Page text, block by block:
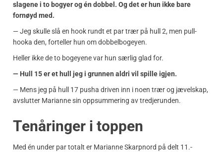
slagene i to bogyer og én dobbel. Og det er hun ikke bare
fornøyd med.
— Jeg skulle slå en hook rundt et par trær på hull 2, men pull-
hooka den, forteller hun om dobbelbogeyen.
Heller ikke de to bogeyene var hun særlig glad for.
— Hull 15 er et hull jeg i grunnen aldri vil spille igjen.
— Mens jeg på hull 17 pusha driven inn i noen trær og jævelskap,
avslutter Marianne sin oppsummering av tredjerunden.
Tenåringer i toppen
Med én under par totalt er Marianne Skarpnord på delt 11.-